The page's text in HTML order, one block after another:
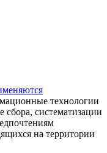
технологии
систематизации
на территории